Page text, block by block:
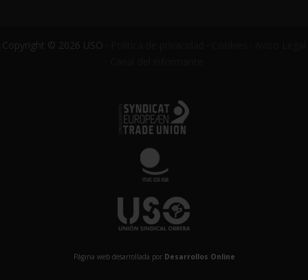
Copyright © 2026 USO ·
Página web desarrollada por Desarrollos Online